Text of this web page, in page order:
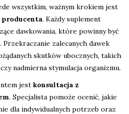
wszystkim, ważnym krokiem jest
producenta. Każdy suplement
dawkowania, które powinny być
zalecanych dawek
skutków ubocznych, takich
nadmierna stymulacja organizmu.
jest konsultacja z
. Specjalista pomoże ocenić, jakie
dla indywidualnych potrzeb oraz